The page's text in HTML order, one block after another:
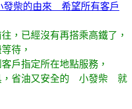
發柴的由來 希望所有客戶
已經沒有再搭乘高鐵了，
待，
指定所在地點服務，
，省油又安全的 小發柴 就